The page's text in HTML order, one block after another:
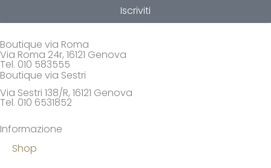
Iscriviti
Boutique via Roma
Via Roma 24r, 16121 Genova
Tel. 010 583555
Boutique via Sestri
Via Sestri 138/R, 16121 Genova
Tel. 010 6531852
Informazione
Shop